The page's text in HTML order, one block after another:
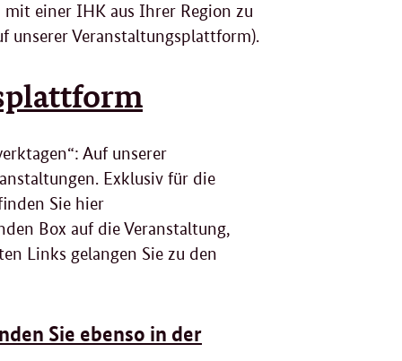
einer IHK aus Ihrer Region zu
unserer Veranstaltungsplattform).
Auf unserer
Exklusiv für die
Sie hier
Box auf die Veranstaltung,
Links gelangen Sie zu den
Sie ebenso in der